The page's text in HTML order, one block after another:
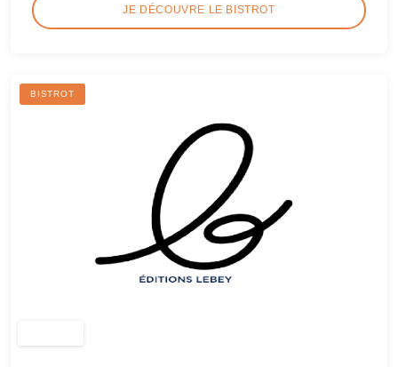
JE DÉCOUVRE LE BISTROT
BISTROT